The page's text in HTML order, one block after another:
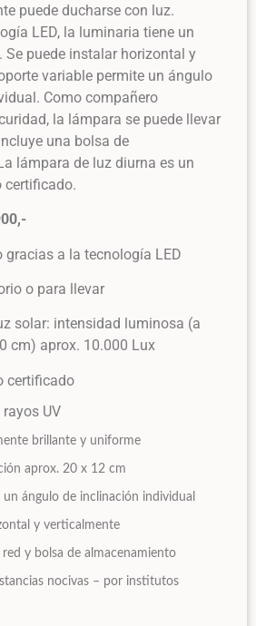
puede ducharse con luz.
LED, la luminaria tiene un
puede instalar horizontal y
variable permite un ángulo
Como compañero
la lámpara se puede llevar
una bolsa de
lámpara de luz diurna es un
certificado.
a la tecnología LED
o para llevar
solar: intensidad luminosa (a
cm) aprox. 10.000 Lux
certificado
UV
brillante y uniforme
aprox. 20 x 12 cm
ángulo de inclinación individual
y verticalmente
y bolsa de almacenamiento
nocivas – por institutos